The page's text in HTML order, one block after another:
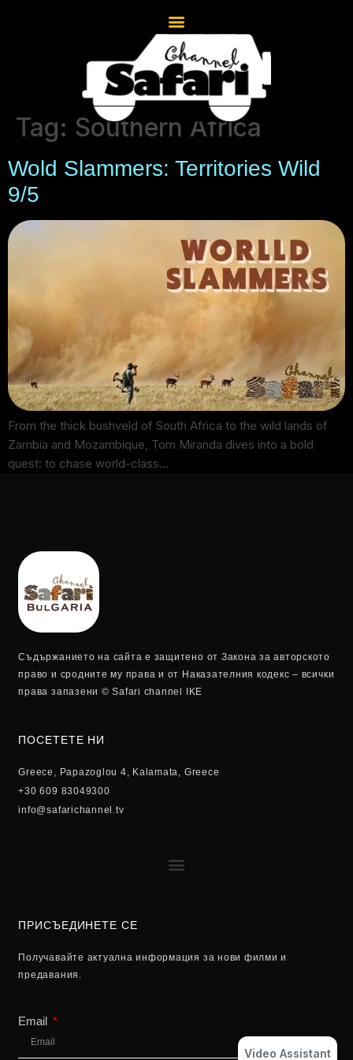
Tag: Southern Africa
Wold Slammers: Territories Wild
9/5
From the thick bushveld of South Africa to the wild lands of
Zambia and Mozambique, Tom Miranda dives into a bold
quest: to chase world-class…
Съдържанието на сайта е защитено от Закона за авторското
право и сродните му права и от Наказателния кодекс – всички
права запазени © Safari channel IKE
ПОСЕТЕТЕ НИ
Greece, Papazoglou 4, Kalamata, Greece
+30 609 83049300
info@safarichannel.tv
ПРИСЪЕДИНЕТЕ СЕ
Получавайте актуална информация за нови филми и
предавания.
Email
Video Assistant